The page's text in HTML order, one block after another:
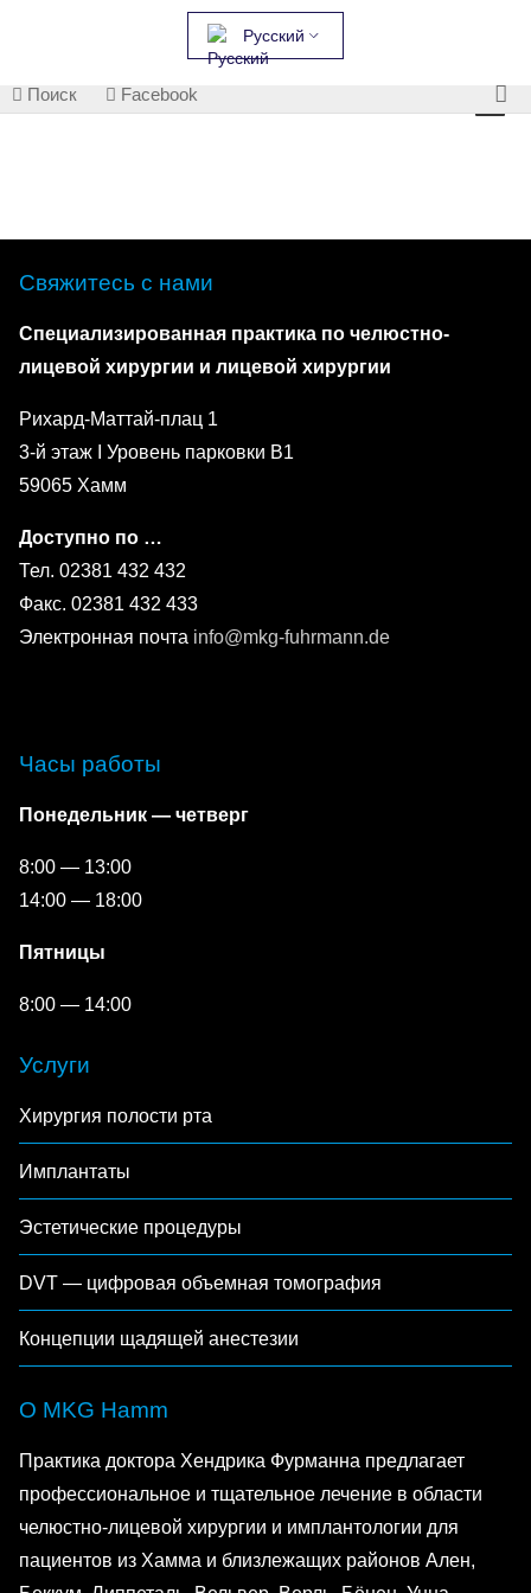
Русский
Поиск Facebook
Свяжитесь с нами
Специализированная практика по челюстно-
лицевой хирургии и лицевой хирургии
Рихард-Маттай-плац 1
3-й этаж I Уровень парковки B1
59065 Хамм
Доступно по …
Тел. 02381 432 432
Факс. 02381 432 433
Электронная почта info@mkg-fuhrmann.de
Часы работы
Понедельник — четверг
8:00 — 13:00
14:00 — 18:00
Пятницы
8:00 — 14:00
Услуги
Хирургия полости рта
Имплантаты
Эстетические процедуры
DVT — цифровая объемная томография
Концепции щадящей анестезии
О MKG Hamm
Практика доктора Хендрика Фурманна предлагает
профессиональное и тщательное лечение в области
челюстно-лицевой хирургии и имплантологии для
пациентов из Хамма и близлежащих районов Ален,